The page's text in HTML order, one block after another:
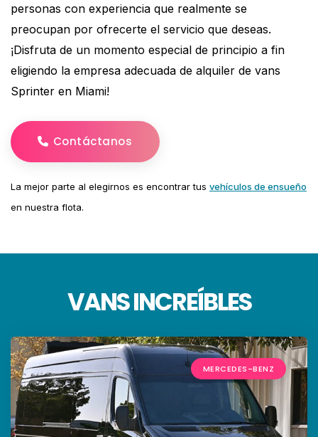
personas con experiencia que realmente se
preocupan por ofrecerte el servicio que deseas.
¡Disfruta de un momento especial de principio a fin
eligiendo la empresa adecuada de alquiler de vans
Sprinter en Miami!
Contáctanos
La mejor parte al elegirnos es encontrar tus vehículos de ensueño
en nuestra flota.
VANS INCREÍBLES
MERCEDES-BENZ